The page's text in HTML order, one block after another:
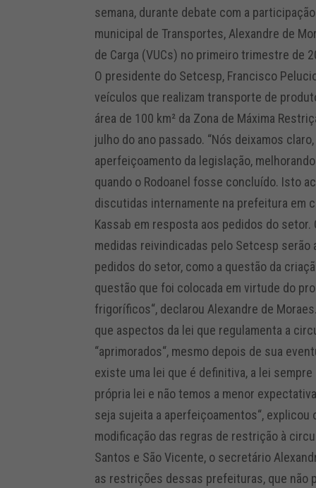
semana, durante debate com a
municipal de Transportes, Alexandre de
de Carga (VUCs) no primeiro trimestre de
O presidente do Setcesp, Francisco
veículos que realizam transporte de
área de 100 km² da Zona de Máxima
julho do ano passado. “Nós deixamos
aperfeiçoamento da legislação,
quando o Rodoanel fosse concluído. Isto
discutidas internamente na prefeitura em
Kassab em resposta aos pedidos do
medidas reivindicadas pelo Setcesp serão
pedidos do setor, como a questão da
questão que foi colocada em virtude do
frigoríficos“, declarou Alexandre de
que aspectos da lei que regulamenta a
“aprimorados“, mesmo depois de sua
existe uma lei que é definitiva, a lei
própria lei e não temos a menor
seja sujeita a aperfeiçoamentos“,
modificação das regras de restrição à
Santos e São Vicente, o secretário
as restrições dessas prefeituras, que não